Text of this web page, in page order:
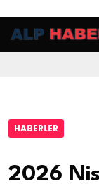
HABERLER
2026